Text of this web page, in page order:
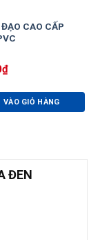
CAO CẤP
₫
VÀO GIỎ HÀNG
ĐEN